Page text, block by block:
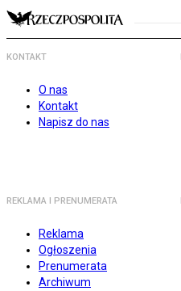
KONTAKT
O nas
Kontakt
Napisz do nas
REKLAMA I PRENUMERATA
Reklama
Ogłoszenia
Prenumerata
Archiwum